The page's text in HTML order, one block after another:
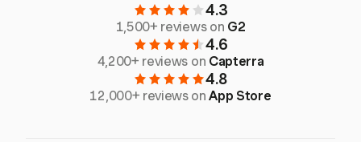
4.3
1,500+ reviews on G2
4.6
4,200+ reviews on Capterra
4.8
12,000+ reviews onApp Store